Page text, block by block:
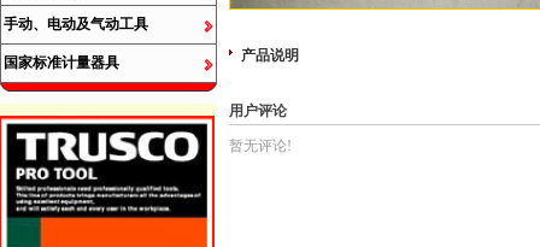
手动、电动及气动工具
国家标准计量器具 产品说明
用户评论
暂无评论!